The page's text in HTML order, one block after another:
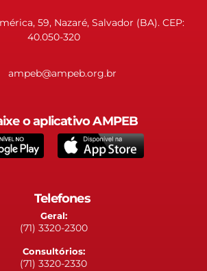
59, Nazaré, Salvador (BA). CEP:
40.050-320
ampeb@ampeb.org.br
o aplicativo AMPEB
Telefones
Geral:
(71) 3320-2300
Consultórios:
(71) 3320-2330